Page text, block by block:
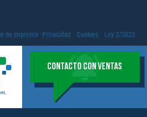
de imprenta Privacidad Cookies Ley 2/2023
CONTACTO CON VENTAS